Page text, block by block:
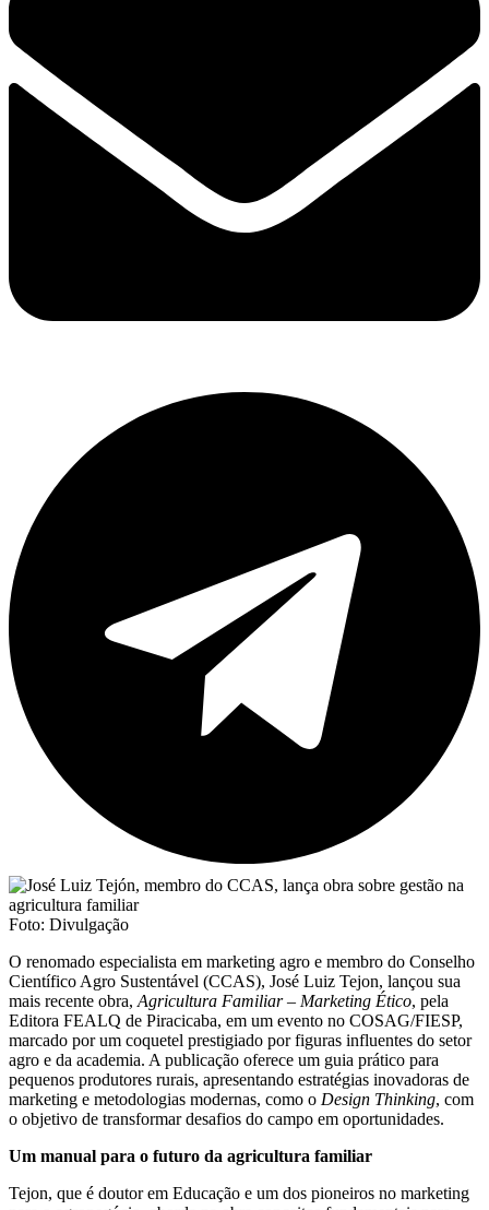
Foto: Divulgação
O renomado especialista em marketing agro e membro do Conselho
Científico Agro Sustentável (CCAS), José Luiz Tejon, lançou sua
mais recente obra, Agricultura Familiar – Marketing Ético, pela
Editora FEALQ de Piracicaba, em um evento no COSAG/FIESP,
marcado por um coquetel prestigiado por figuras influentes do setor
agro e da academia. A publicação oferece um guia prático para
pequenos produtores rurais, apresentando estratégias inovadoras de
marketing e metodologias modernas, como o Design Thinking, com
o objetivo de transformar desafios do campo em oportunidades.
Um manual para o futuro da agricultura familiar
Tejon, que é doutor em Educação e um dos pioneiros no marketing